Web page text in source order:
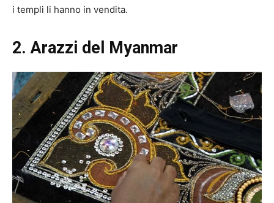
i templi li hanno in vendita.
2.Arazzi del Myanmar